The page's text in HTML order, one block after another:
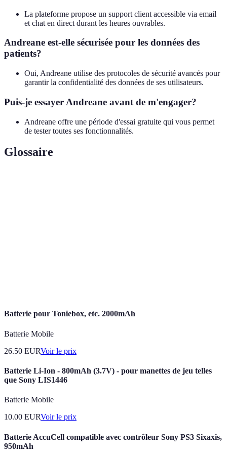
La plateforme propose un support client accessible via email
et chat en direct durant les heures ouvrables.
Andreane est-elle sécurisée pour les données des
patients?
Oui, Andreane utilise des protocoles de sécurité avancés pour
garantir la confidentialité des données de ses utilisateurs.
Puis-je essayer Andreane avant de m'engager?
Andreane offre une période d'essai gratuite qui vous permet
de tester toutes ses fonctionnalités.
Glossaire
Batterie pour Toniebox, etc. 2000mAh
Batterie Mobile
26.50 EURVoir le prix
Batterie Li-Ion - 800mAh (3.7V) - pour manettes de jeu telles
que Sony LIS1446
Batterie Mobile
10.00 EURVoir le prix
Batterie AccuCell compatible avec contrôleur Sony PS3 Sixaxis,
950mAh